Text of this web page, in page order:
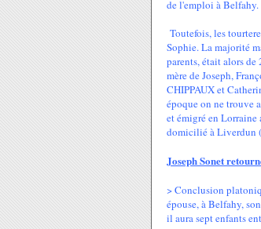
de l'emploi à Belfahy.
Toutefois, les
Sophie. La majorité
parents, était alors
mère de Joseph,
CHIPPAUX et
époque on ne trouve
et émigré en Lorraine
domicilié à Liverdun
Joseph Sonet
> Conclusion
épouse, à Belfahy,
il aura sept enfants